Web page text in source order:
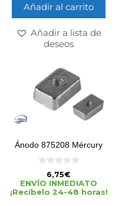
Añadir al carrito
Añadir a lista de
deseos
Ánodo 875208 Mércury
d
e
5
6,75€
ENVÍO INMEDIATO
¡Recíbelo 24-48 horas!